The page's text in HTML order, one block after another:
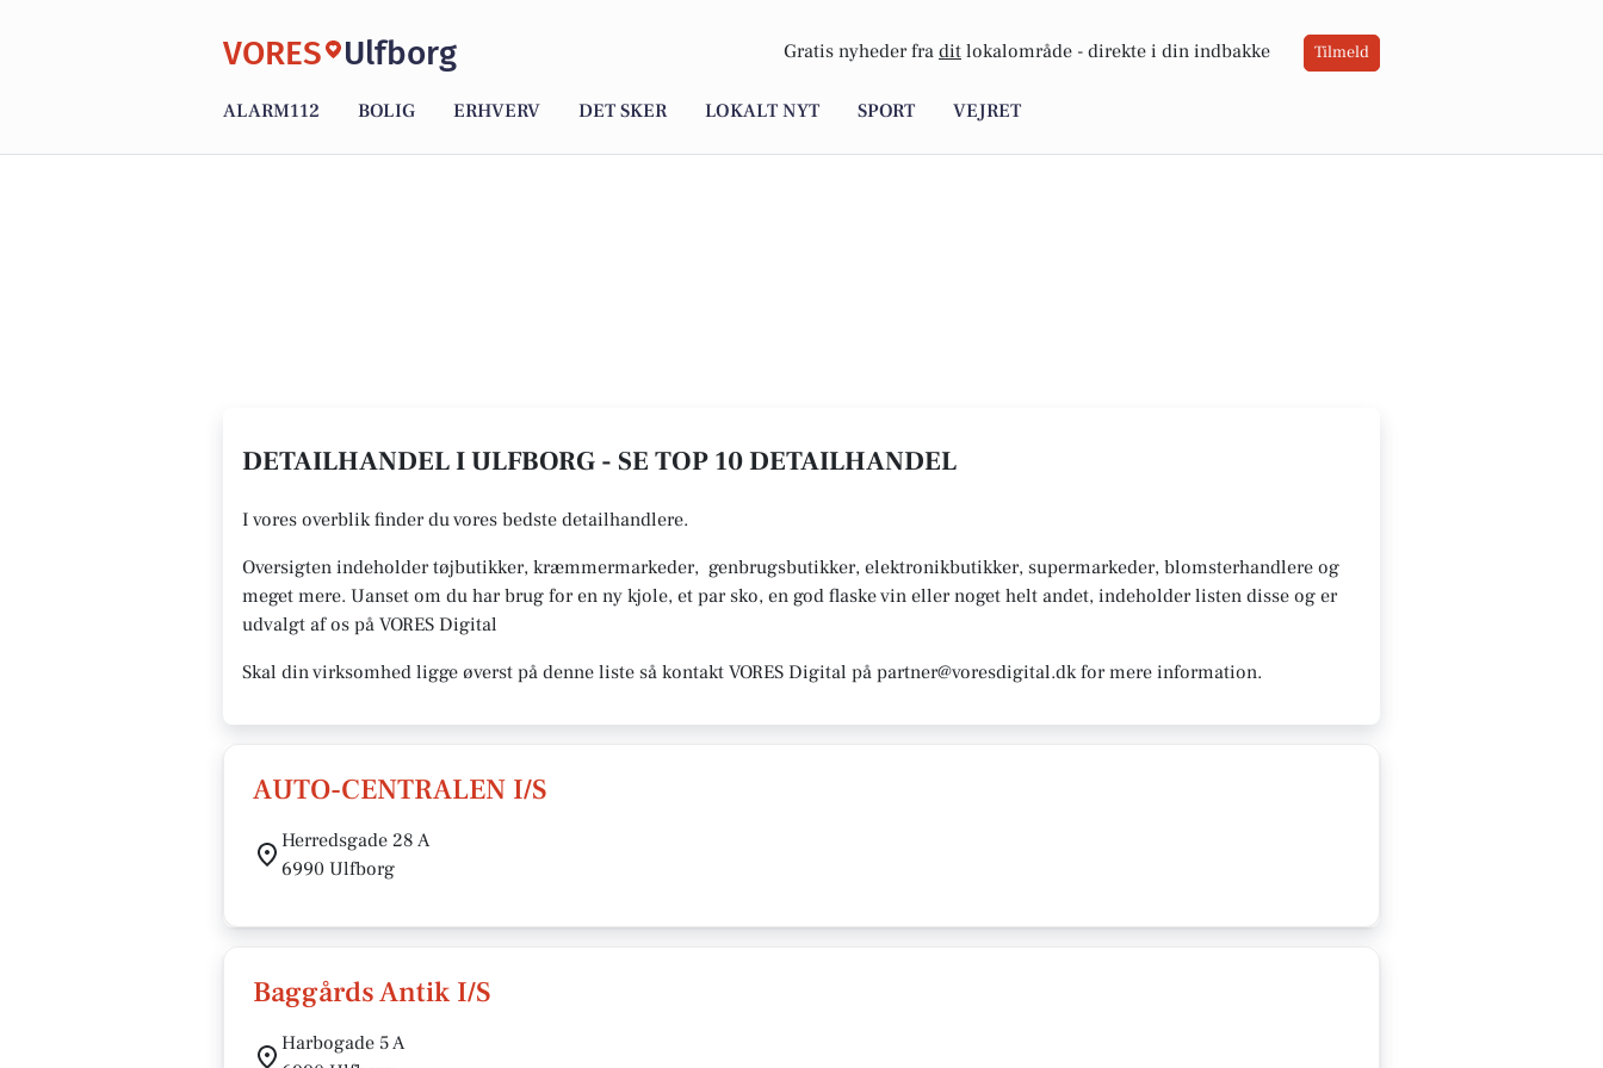
VORES Ulfborg Gratis nyheder fra dit lokalområde - direkte i din indbakke Tilmeld
ALARM112 BOLIG ERHVERV DET SKER LOKALT NYT SPORT VEJRET
DETAILHANDEL I ULFBORG - SE TOP 10 DETAILHANDEL
I vores overblik finder du vores bedste detailhandlere.
Oversigten indeholder tøjbutikker, kræmmermarkeder, genbrugsbutikker, elektronikbutikker, supermarkeder, blomsterhandlere og
meget mere. Uanset om du har brug for en ny kjole, et par sko, en god flaske vin eller noget helt andet, indeholder listen disse og er
udvalgt af os på VORES Digital
Skal din virksomhed ligge øverst på denne liste så kontakt VORES Digital på partner@voresdigital.dk for mere information.
AUTO-CENTRALEN I/S
Herredsgade 28 A
6990 Ulfborg
Baggårds Antik I/S
Harbogade 5 A